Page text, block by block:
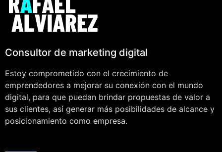
Consultor de marketing digital
Estoy comprometido con el crecimiento de
emprendedores a mejorar su conexión con el mundo
digital, para que puedan brindar propuestas de valor a
sus clientes, así generar más posibilidades de alcance y
posicionamiento como empresa.